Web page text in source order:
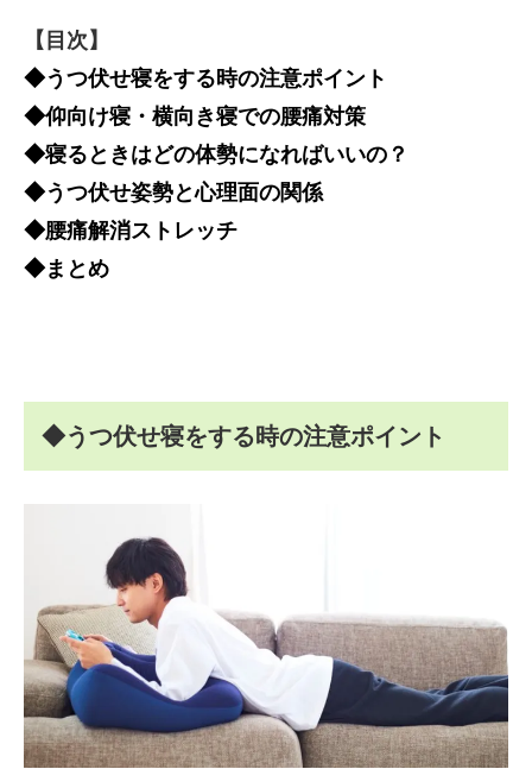
【目次】
◆うつ伏せ寝をする時の注意ポイント
◆仰向け寝・横向き寝での腰痛対策
◆寝るときはどの体勢になればいいの？
◆うつ伏せ姿勢と心理面の関係
◆腰痛解消ストレッチ
◆まとめ
◆うつ伏せ寝をする時の注意ポイント